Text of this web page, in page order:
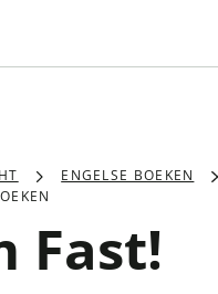
ENGELSE BOEKEN
Fast!